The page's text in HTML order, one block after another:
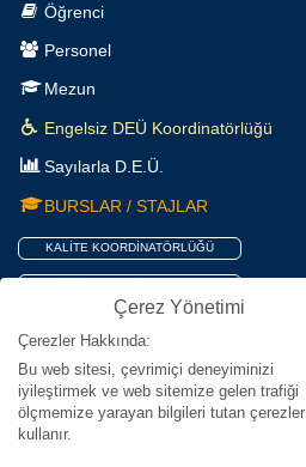
Öğrenci
Personel
Mezun
Engelsiz DEÜ Koordinatörlüğü
Sayılarla D.E.Ü.
BURSLAR / STAJLAR
KALİTE KOORDİNATÖRLÜĞÜ
İDARE FAALİYET RAPORLARI
HRS4R
Çerez Yönetimi
Çerezler Hakkında:
Bu web sitesi, çevrimiçi deneyiminizi
iyileştirmek ve web sitemize gelen trafiği
ölçmemize yarayan bilgileri tutan çerezler
kullanır.